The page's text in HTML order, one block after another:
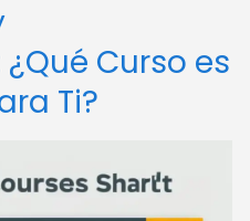
Curso es
Ti?